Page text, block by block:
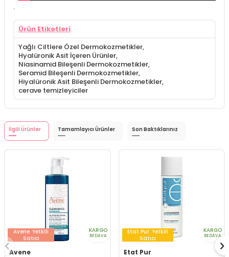
.
Ürün Etiketleri
Yağlı Ciltlere Özel Dermokozmetikler,
Hyalüronik Asit İçeren Ürünler,
Niasinamid Bileşenli Dermokozmetikler,
Seramid Bileşenli Dermokozmetikler,
Hiyalüronik Asit Bileşenli Dermokozmetikler,
cerave temizleyiciler
İlgili Ürünler Tamamlayıcı Ürünler Son Baktıklarınız
Avene Yetkili
Satıcı
KARGO
BEDAVA
Avene
Etat Pur Yetkili
Satıcı
KARGO
BEDAVA
Etat Pur